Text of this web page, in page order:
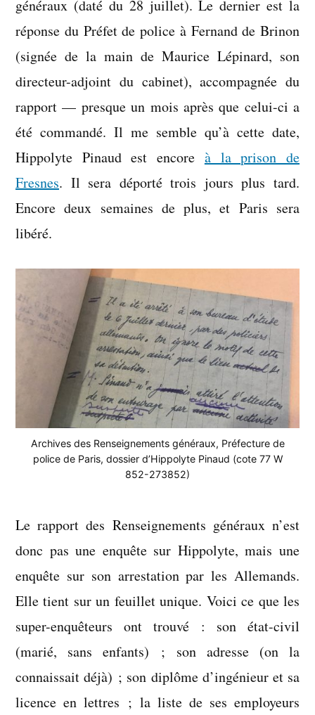
généraux (daté du 28 juillet). Le dernier est la
réponse du Préfet de police à Fernand de Brinon
(signée de la main de Maurice Lépinard, son
directeur-adjoint du cabinet), accompagnée du
rapport — presque un mois après que celui-ci a
été commandé. Il me semble qu’à cette date,
Hippolyte Pinaud est encore à la prison de
Fresnes. Il sera déporté trois jours plus tard.
Encore deux semaines de plus, et Paris sera
libéré.
Archives des Renseignements généraux, Préfecture de
police de Paris, dossier d’Hippolyte Pinaud (cote 77 W
852-273852)
Le rapport des Renseignements généraux n’est
donc pas une enquête sur Hippolyte, mais une
enquête sur son arrestation par les Allemands.
Elle tient sur un feuillet unique. Voici ce que les
super-enquêteurs ont trouvé : son état-civil
(marié, sans enfants) ; son adresse (on la
connaissait déjà) ; son diplôme d’ingénieur et sa
licence en lettres ; la liste de ses employeurs